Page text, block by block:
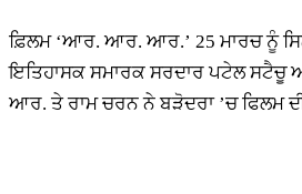
ਫ਼ਿਲਮ ‘ਆਰ. ਆਰ. ਆਰ.’ 25 ਮਾਰਚ ਨੂੰ
ਇਤਿਹਾਸਕ ਸਮਾਰਕ ਸਰਦਾਰ ਪਟੇਲ ਸਟੈਚੂ
ਆਰ. ਤੇ ਰਾਮ ਚਰਨ ਨੇ ਬੜੋਦਰਾ ’ਚ ਫਿਲਮ